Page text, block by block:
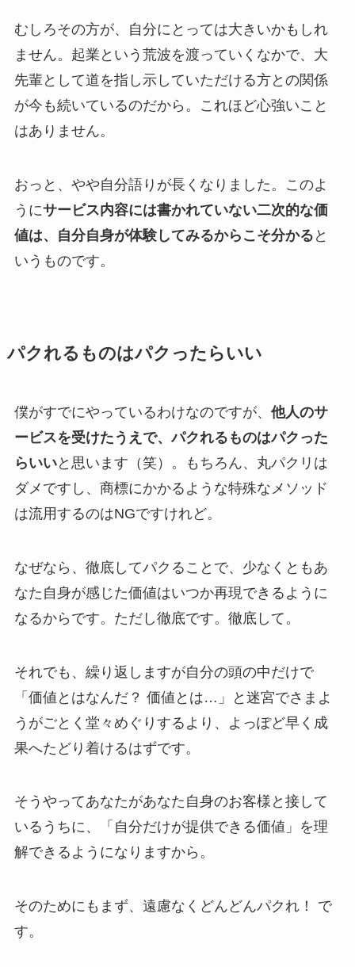
むしろその方が、自分にとっては大きいかもしれ
ません。起業という荒波を渡っていくなかで、大
先輩として道を指し示していただける方との関係
が今も続いているのだから。これほど心強いこと
はありません。
おっと、やや自分語りが長くなりました。このよ
うにサービス内容には書かれていない二次的な価
値は、自分自身が体験してみるからこそ分かる と
いうものです。
パクれるものはパクったらいい
僕がすでにやっているわけなのですが、 他人のサ
ービスを受けたうえで、パクれるものはパクった
らいいと思います（笑）。もちろん、丸パクリは
ダメですし、商標にかかるような特殊なメソッド
は流用するのはNGですけれど。
なぜなら、徹底してパクることで、少なくともあ
なた自身が感じた価値はいつか再現できるように
なるからです。ただし徹底です。徹底して。
それでも、繰り返しますが自分の頭の中だけで
「価値とはなんだ？ 価値とは…」と迷宮でさまよ
うがごとく堂々めぐりするより、よっぽど早く成
果へたどり着けるはずです。
そうやってあなたがあなた自身のお客様と接して
いるうちに、「自分だけが提供できる価値」を理
解できるようになりますから。
そのためにもまず、遠慮なくどんどんパクれ！ で
す。